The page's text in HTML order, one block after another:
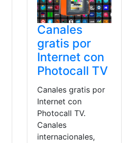
Canales
gratis por
Internet con
Photocall TV
Canales gratis por
Internet con
Photocall TV.
Canales
internacionales,